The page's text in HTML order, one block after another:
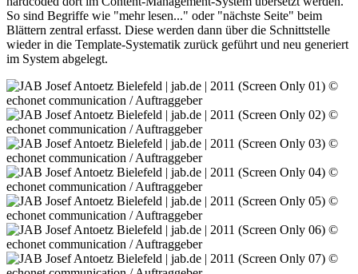
So sind Begriffe wie "mehr lesen..." oder "nächste Seite" beim
Blättern zentral erfasst. Diese werden dann über die Schnittstelle
wieder in die Template-Systematik zurück geführt und neu generiert
im System abgelegt.